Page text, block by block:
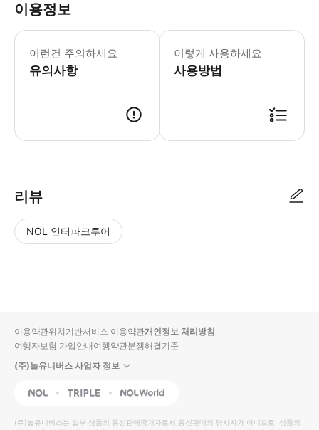
이용정보
이런건 주의하세요
유의사항
* 허스키슨 공공 부두 왼쪽에 위치한
이렇게 사용하세요
사용방법
리뷰
NOL 인터파크투어
입니
다.
높
동
순
상
이용약관위치기반서비스 이용약관개인정보 처리방침
여행자보험 가입안내여행약관분쟁해결기준
(주)놀유니버스 사업자 정보
NOL Triple Interpark Global
(주)놀유니버스는 일부 상품의 통신판매중개자로서 통신판매의 당사자가 아니므로, 상품의